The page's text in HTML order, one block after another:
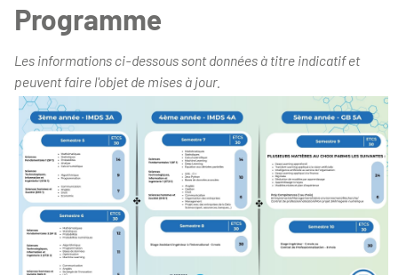
Programme
Les informations ci-dessous sont données à titre indicatif et
peuvent faire l'objet de mises à jour.